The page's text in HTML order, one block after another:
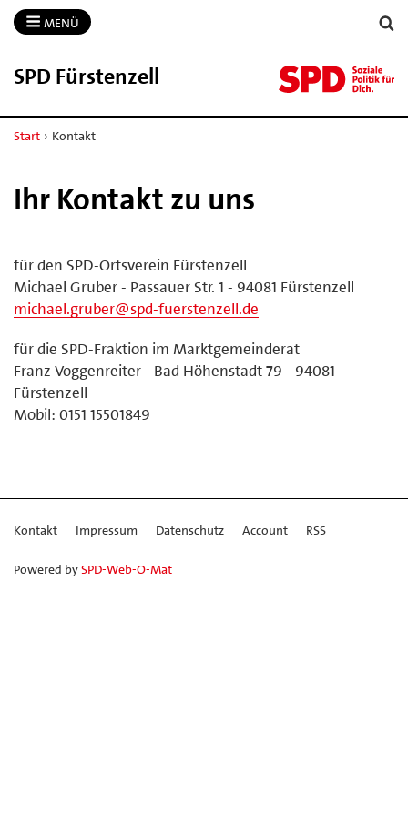
MENÜ
SPD Fürstenzell
Start › Kontakt
Ihr Kontakt zu uns
für den SPD-Ortsverein Fürstenzell
Michael Gruber - Passauer Str. 1 - 94081 Fürstenzell
michael.gruber@spd-fuerstenzell.de
für die SPD-Fraktion im Marktgemeinderat
Franz Voggenreiter - Bad Höhenstadt 79 - 94081
Fürstenzell
Mobil: 0151 15501849
Kontakt Impressum Datenschutz Account RSS
Powered bySPD-Web-O-Mat